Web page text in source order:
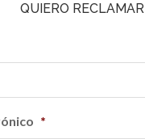
QUIERO RECLAMAR
*